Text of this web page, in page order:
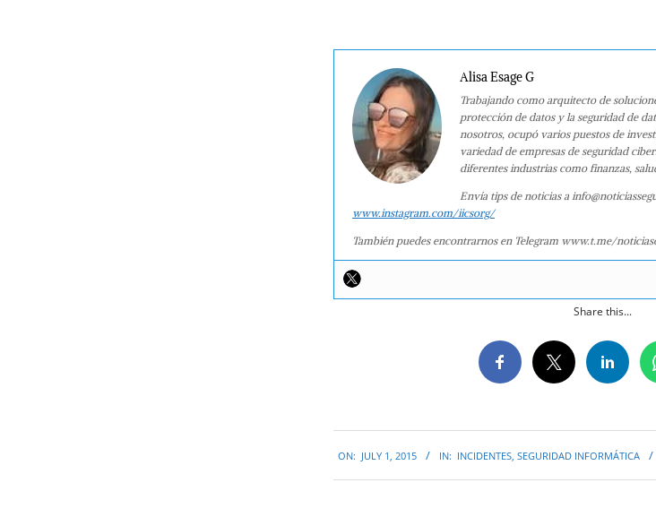
Alisa Esage G
Trabajando como arquitecto de
protección de datos y la seguridad de
nosotros, ocupó varios puestos de
variedad de empresas de seguridad
diferentes industrias como finanzas,
Envía tips de noticias a
www.instagram.com/iicsorg/
También puedes encontrarnos en Telegram www.t.me/
Share this...
07-
01
ON: JULY 1, 2015 IN: INCIDENTES SEGURIDAD INFORMÁTICA